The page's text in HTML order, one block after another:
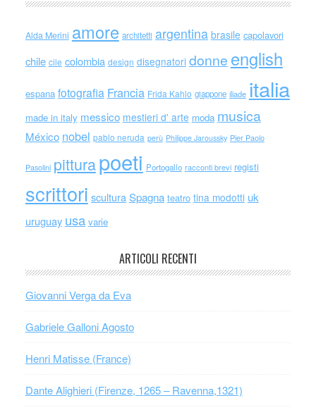
Alda Merini amore architetti argentina brasile capolavori
chile cile colombia design disegnatori donne english
espana fotografia Francia Frida Kahlo giappone iliade italia
made in italy messico mestieri d' arte moda musica
México nobel pablo neruda perù Philippe Jaroussky Pier Paolo
Pasolini pitturapoeti Portogallo racconti brevi registi
scrittori scultura Spagna teatro tina modotti uk
uruguay usa varie
ARTICOLI RECENTI
Giovanni Verga da Eva
Gabriele Galloni Agosto
Henri Matisse (France)
Dante Alighieri (Firenze, 1265 – Ravenna,1321)